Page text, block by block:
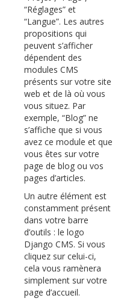
“Réglages” et
“Langue”. Les autres
propositions qui
peuvent s’afficher
dépendent des
modules CMS
présents sur votre site
web et de là où vous
vous situez. Par
exemple, “Blog” ne
s’affiche que si vous
avez ce module et que
vous êtes sur votre
page de blog ou vos
pages d’articles.
Un autre élément est
constamment présent
dans votre barre
d’outils : le logo
Django CMS. Si vous
cliquez sur celui-ci,
cela vous ramènera
simplement sur votre
page d’accueil.